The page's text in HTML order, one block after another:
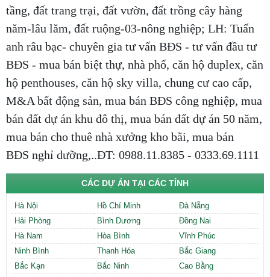
tầng, đất trang trại, đất vườn, đất trồng cây hàng
năm-lâu lăm, đất ruộng-03-nông nghiệp; LH: Tuấn
anh râu bạc- chuyên gia tư vấn BĐS - tư vấn đầu tư
BĐS - mua bán biệt thự, nhà phố, căn hộ duplex, căn
hộ penthouses, căn hộ sky villa, chung cư cao cấp,
M&A bất động sản, mua bán BĐS công nghiệp, mua
bán đất dự án khu đô thị, mua bán đất dự án 50 năm,
mua bán cho thuê nhà xưởng kho bãi, mua bán
BĐS nghỉ dưỡng,..ĐT: 0988.11.8385 - 0333.69.1111
CÁC DỰ ÁN TẠI CÁC TỈNH
Hà Nội Hồ Chí Minh
Đà Nẵng
Hải Phòng
Bình Dương
Đồng Nai
Hà Nam
Hòa Bình
Vĩnh Phúc
Ninh Bình
Thanh Hóa
Bắc Giang
Bắc Kạn
Bắc Ninh
Cao Bằng